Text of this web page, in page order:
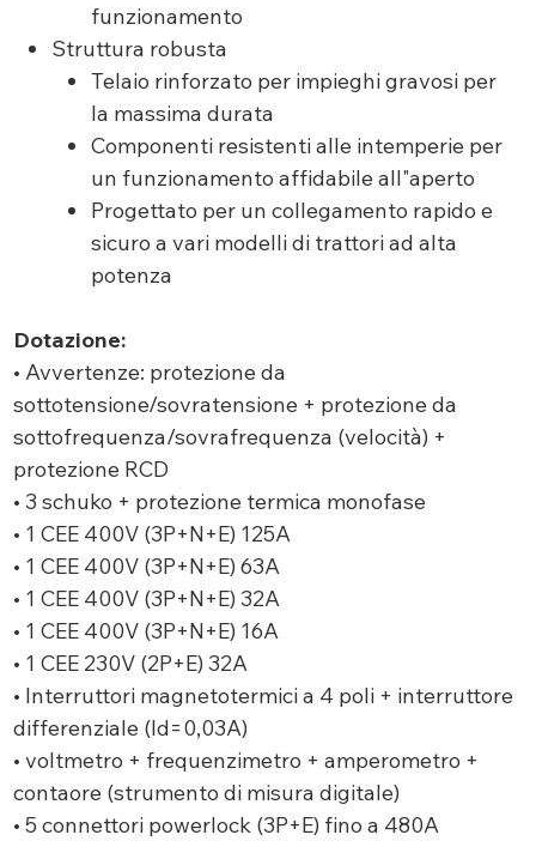
funzionamento
Struttura robusta
Telaio rinforzato per impieghi gravosi per
la massima durata
Componenti resistenti alle intemperie per
un funzionamento affidabile all"aperto
Progettato per un collegamento rapido e
sicuro a vari modelli di trattori ad alta
potenza
Dotazione:
• Avvertenze: protezione da
sottotensione/sovratensione + protezione da
sottofrequenza/sovrafrequenza (velocità) +
protezione RCD
• 3 schuko + protezione termica monofase
• 1 CEE 400V (3P+N+E) 125A
• 1 CEE 400V (3P+N+E) 63A
• 1 CEE 400V (3P+N+E) 32A
• 1 CEE 400V (3P+N+E) 16A
• 1 CEE 230V (2P+E) 32A
• Interruttori magnetotermici a 4 poli + interruttore
differenziale (ld=0,03A)
• voltmetro + frequenzimetro + amperometro +
contaore (strumento di misura digitale)
• 5 connettori powerlock (3P+E) fino a 480A